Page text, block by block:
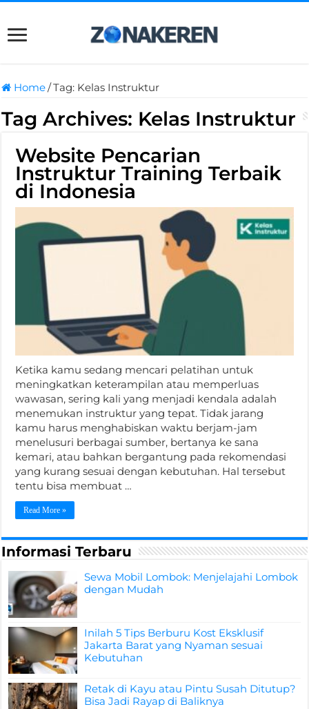
Home/Tag: Kelas Instruktur
Tag Archives: Kelas Instruktur
Website Pencarian
Instruktur Training Terbaik
di Indonesia
Ketika kamu sedang mencari pelatihan untuk
meningkatkan keterampilan atau memperluas
wawasan, sering kali yang menjadi kendala adalah
menemukan instruktur yang tepat. Tidak jarang
kamu harus menghabiskan waktu berjam-jam
menelusuri berbagai sumber, bertanya ke sana
kemari, atau bahkan bergantung pada rekomendasi
yang kurang sesuai dengan kebutuhan. Hal tersebut
tentu bisa membuat …
Read More »
Informasi Terbaru
Sewa Mobil Lombok: Menjelajahi Lombok
dengan Mudah
Inilah 5 Tips Berburu Kost Eksklusif
Jakarta Barat yang Nyaman sesuai
Kebutuhan
Retak di Kayu atau Pintu Susah Ditutup?
Bisa Jadi Rayap di Baliknya